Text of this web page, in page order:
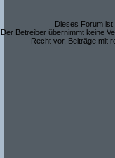
Dieses Forum ist
Der Betreiber übernimmt keine
Recht vor, Beiträge mit